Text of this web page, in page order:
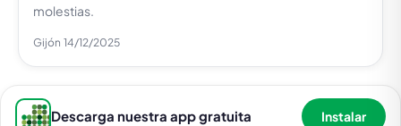
molestias.
Gijón 14/12/2025
Descarga nuestra app gratuita Instalar